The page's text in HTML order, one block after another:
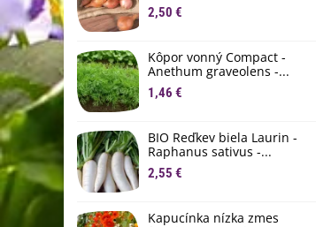
2,50 €
Kôpor vonný Compact -
Anethum graveolens -...
1,46 €
BIO Reďkev biela Laurin -
Raphanus sativus -...
2,55 €
Kapucínka nízka zmes